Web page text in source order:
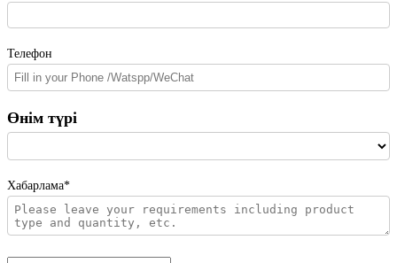
Телефон
Өнім түрі
Хабарлама*